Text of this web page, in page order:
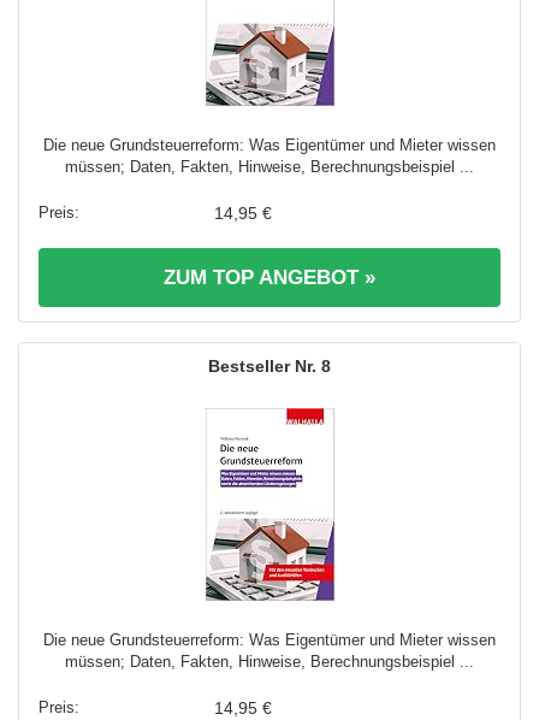
Die neue Grundsteuerreform: Was Eigentümer und Mieter wissen
müssen; Daten, Fakten, Hinweise, Berechnungsbeispiel ...
14,95 €
ZUM TOP ANGEBOT »
8
Die neue Grundsteuerreform: Was Eigentümer und Mieter wissen
müssen; Daten, Fakten, Hinweise, Berechnungsbeispiel ...
14,95 €